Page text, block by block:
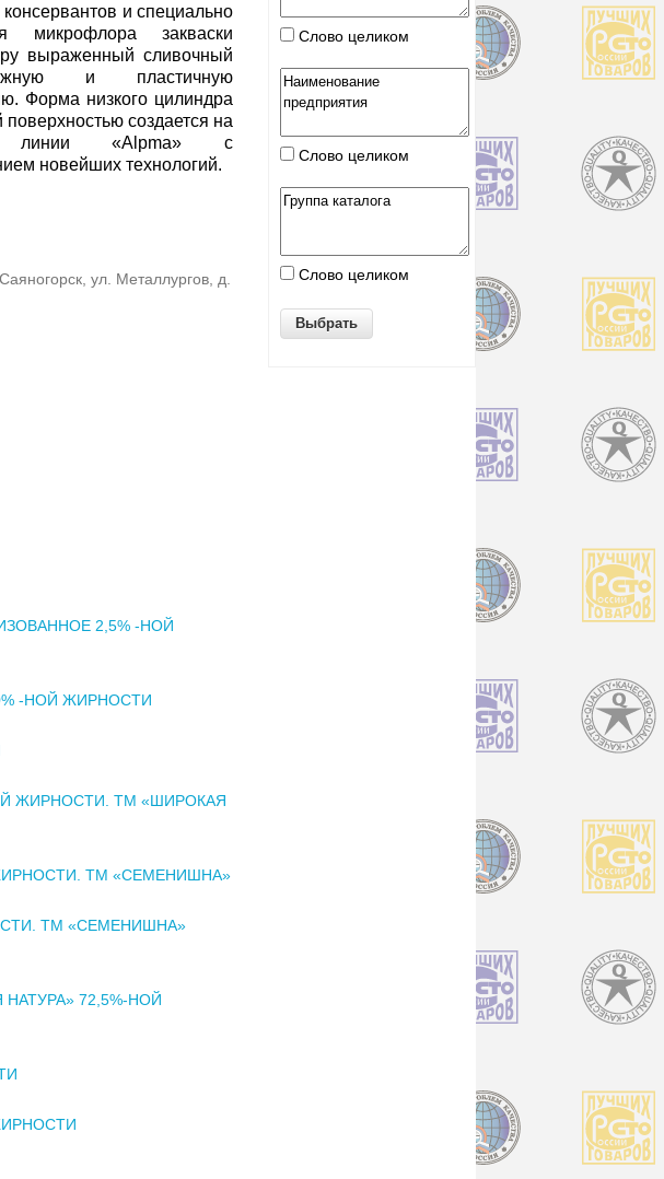
и специально
микрофлора закваски
выраженный сливочный
и пластичную
Форма низкого цилиндра
создается на
линии «Alpma» с
новейших технологий.
ул. Металлургов, д.
2,5% -НОЙ
-НОЙ ЖИРНОСТИ
ЖИРНОСТИ. ТМ «ШИРОКАЯ
ТМ «СЕМЕНИШНА»
ТМ «СЕМЕНИШНА»
72,5%-НОЙ
Слово целиком
Слово целиком
Слово целиком